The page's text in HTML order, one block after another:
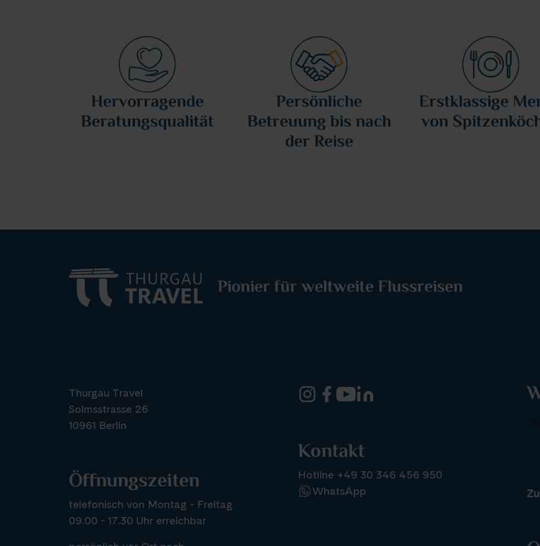
Hervorragende
Beratungsqualität
Persönliche
Betreuung bis nach
der Reise
Erstklassige
von
Pionier für weltweite Flussreisen
Thurgau Travel
Solmsstrasse 26
10961 Berlin
Öffnungszeiten
telefonisch von Montag - Freitag
09.00 - 17.30 Uhr erreichbar
Kontakt
Hotline +49 30 346 456 950
WhatsApp